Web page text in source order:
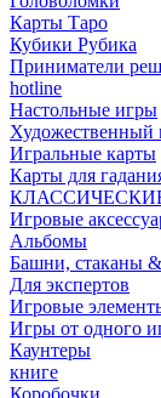
Карты Таро
Кубики Рубика
Приниматели
hotline
Настольные игры
Художественный
Игральные карты
Карты для
Игровые
Альбомы
Башни, стаканы
Для экспертов
Игровые
Игры от одного
Каунтеры
книге
Коробочки